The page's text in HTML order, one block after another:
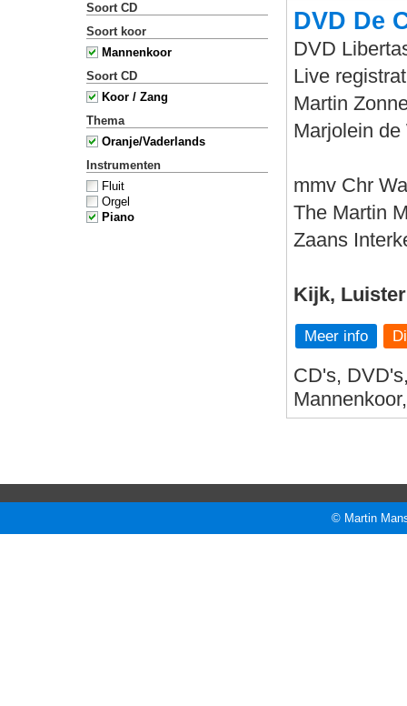
Soort CD
Soort koor
Mannenkoor
Soort CD
Koor / Zang
Thema
Oranje/Vaderlands
Instrumenten
Fluit
Orgel
Piano
DVD De
DVD
Live
Martin
Marjolein
mmv Chr
The Martin
Zaans
Kijk,
Meer info
CD's,
© Martin